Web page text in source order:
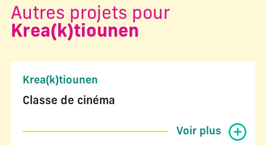
Autres projets pour
Krea(k)tiounen
Krea(k)tiounen
Classe de cinéma
Voir plus